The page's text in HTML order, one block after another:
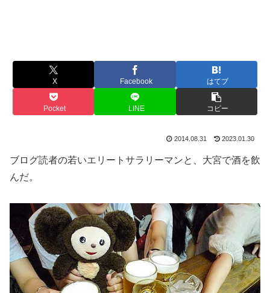
X Facebook はてブ
Pocket LINE コピー
2014.08.31 2023.01.30
ブログ読者の若いエリートサラリーマンと、大宮で酒を飲
んだ。